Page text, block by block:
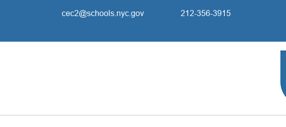
cec2@schools.nyc.gov 212-356-3915